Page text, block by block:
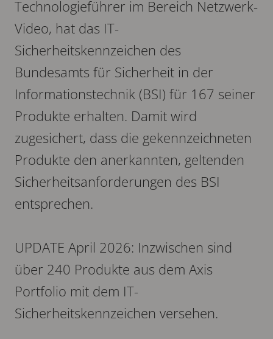
Technologieführer im Bereich Netzwerk-
Video, hat das IT-
Sicherheitskennzeichen des
Bundesamts für Sicherheit in der
Informationstechnik (BSI) für 167 seiner
Produkte erhalten. Damit wird
zugesichert, dass die gekennzeichneten
Produkte den anerkannten, geltenden
Sicherheitsanforderungen des BSI
entsprechen.
UPDATE April 2026: Inzwischen sind
über 240 Produkte aus dem Axis
Portfolio mit dem IT-
Sicherheitskennzeichen versehen.